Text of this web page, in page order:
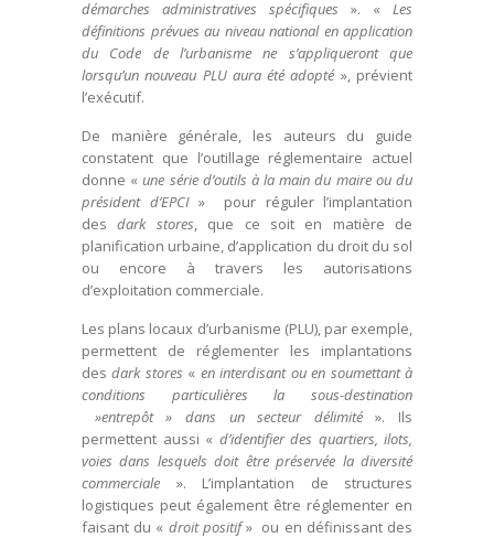
démarches administratives spécifiques ». « Les
définitions prévues au niveau national en application
du Code de l’urbanisme ne s’appliqueront que
lorsqu’un nouveau PLU aura été adopté », prévient
l’exécutif.
De manière générale, les auteurs du guide
constatent que l’outillage réglementaire actuel
donne «une série d’outils à la main du maire ou du
président d’EPCI» pour réguler l’implantation
des dark stores, que ce soit en matière de
planification urbaine, d’application du droit du sol
ou encore à travers les autorisations
d’exploitation commerciale.
Les plans locaux d’urbanisme (PLU), par exemple,
permettent de réglementer les implantations
desdark stores « en interdisant ou en soumettant à
conditions particulières la sous-destination
»entrepôt » dans un secteur délimité». Ils
permettent aussi « d’identifier des quartiers, ilots,
voies dans lesquels doit être préservée la diversité
commerciale ». L’implantation de structures
logistiques peut également être réglementer en
faisant du « droit positif» ou en définissant des